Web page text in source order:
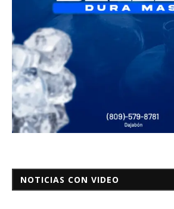
NOTICIAS CON VIDEO